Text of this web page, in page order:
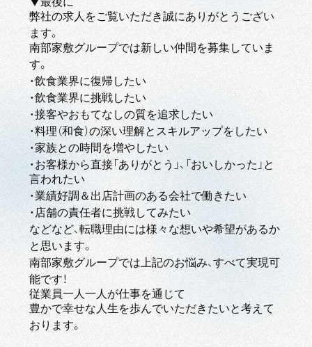
弊社の求人をご覧いただき誠にありがとうござい
ます。
南部家敷グループでは新しい仲間を募集していま
す。
・飲食業界に復帰したい
・飲食業界に挑戦したい
・接客やおもてなしの質を追求したい
・料理（和食）の深い理解とスキルアップをしたい
・家族との時間を増やしたい
・お客様から直接「ありがとう」、「おいしかった」と
言われたい
・業績好調＆出店計画のある会社で働きたい
・店舗の責任者に挑戦してみたい
などなど、転職理由には様々な想いや希望があるか
と思います。
南部家敷グループでは上記のお悩み、すべて実現可
能です！
従業員一人一人が仕事を通じて
豊かで幸せな人生を歩んでいただきたいと考えて
おります。